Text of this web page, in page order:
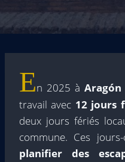
En 2025 àAragón
travail avec 12 jours
deux jours fériés
commune. Ces
planifier des